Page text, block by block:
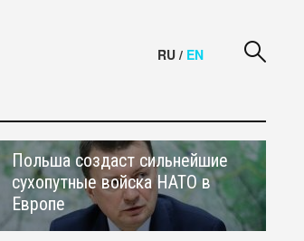
RU / EN
Польша создаст сильнейшие
сухопутные войска НАТО в
Европе